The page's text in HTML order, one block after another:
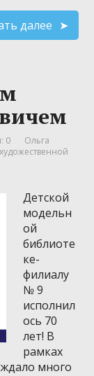
далее
0
Ольга
Детской
модельн
ой
библиоте
ке-
филиалу
№ 9
исполнил
ось 70
лет! В
рамках
много